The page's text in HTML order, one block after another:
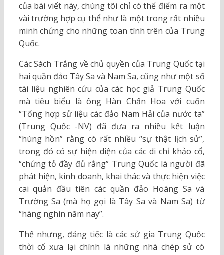
của bài viết này, chúng tôi chỉ có thể điểm ra một
vài trường hợp cụ thể như là một trong rất nhiều
minh chứng cho những toan tính trên của Trung
Quốc.
Các Sách Trắng về chủ quyền của Trung Quốc tại
hai quần đảo Tây Sa và Nam Sa, cũng như một số
tài liệu nghiên cứu của các học giả Trung Quốc
mà tiêu biểu là ông Hàn Chấn Hoa với cuốn
“Tổng hợp sử liệu các đảo Nam Hải của nước ta”
(Trung Quốc -NV) đã đưa ra nhiều kết luận
“hùng hồn” rằng có rất nhiều “sự thật lịch sử”,
trong đó có sự hiện diện của các di chỉ khảo cổ,
“chứng tỏ đầy đủ rằng” Trung Quốc là người đã
phát hiện, kinh doanh, khai thác và thực hiện việc
cai quản đầu tiên các quần đảo Hoàng Sa và
Trường Sa (mà họ gọi là Tây Sa và Nam Sa) từ
“hàng nghìn năm nay”.
Thế nhưng, đáng tiếc là các sử gia Trung Quốc
thời cổ xưa lại chính là những nhà chép sử có